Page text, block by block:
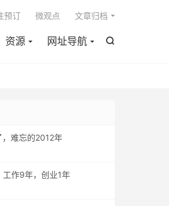

资源 网址导航
预订 微观点 文章归档
难忘的2012年
工作9年，创业1年